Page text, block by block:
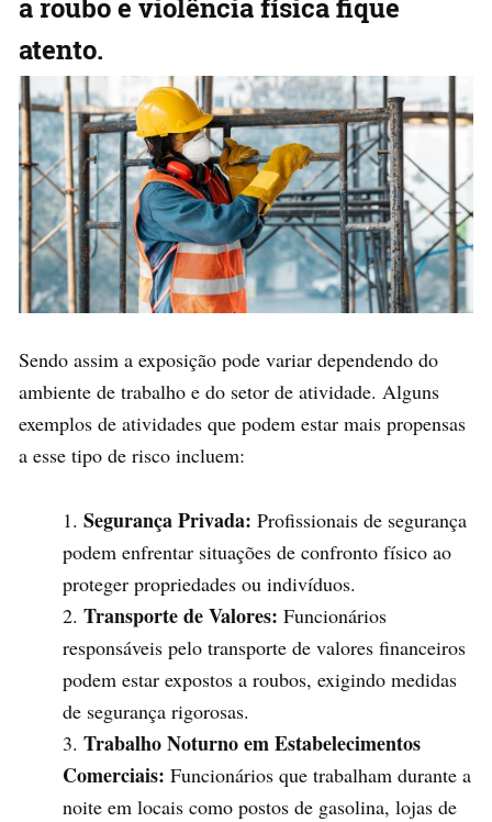
a roubo e violência física fique
atento.
Sendo assim a exposição pode variar dependendo do
ambiente de trabalho e do setor de atividade. Alguns
exemplos de atividades que podem estar mais propensas
a esse tipo de risco incluem:
Segurança Privada: Profissionais de segurança
podem enfrentar situações de confronto físico ao
proteger propriedades ou indivíduos.
Transporte de Valores: Funcionários
responsáveis pelo transporte de valores financeiros
podem estar expostos a roubos, exigindo medidas
de segurança rigorosas.
Trabalho Noturno em Estabelecimentos
Comerciais: Funcionários que trabalham durante a
noite em locais como postos de gasolina, lojas de